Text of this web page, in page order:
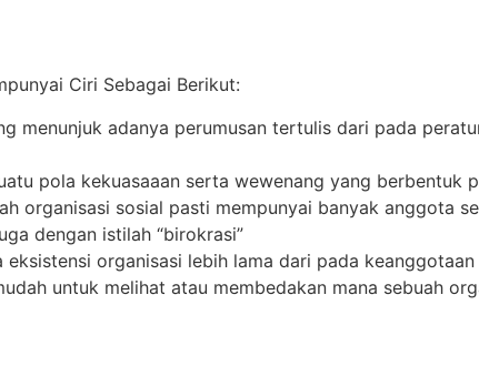
Ciri Sebagai Berikut:
menunjuk adanya perumusan tertulis dari pada
pola kekuasaaan serta wewenang yang berbentuk
organisasi sosial pasti mempunyai banyak anggota
dengan istilah “birokrasi”
eksistensi organisasi lebih lama dari pada
untuk melihat atau membedakan mana sebuah